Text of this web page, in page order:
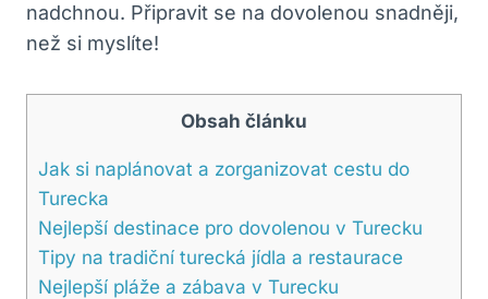
nadchnou. Připravit se na dovolenou snadněji,
než si myslíte!
Obsah článku
Jak si naplánovat a zorganizovat cestu do
Turecka
Nejlepší destinace pro dovolenou v Turecku
Tipy na tradiční turecká jídla a restaurace
Nejlepší pláže a zábava v Turecku